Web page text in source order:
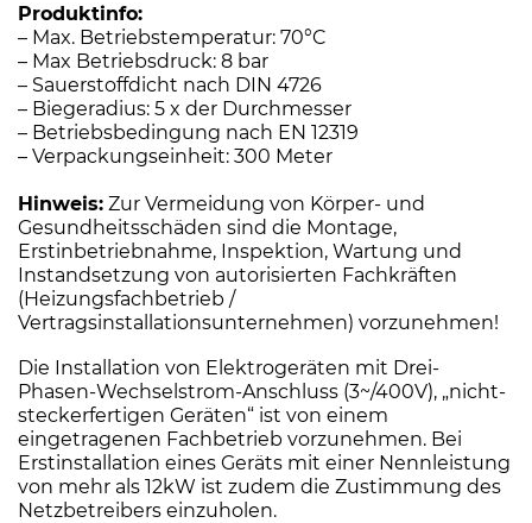
Produktinfo:
– Max. Betriebstemperatur: 70°C
– Max Betriebsdruck: 8 bar
– Sauerstoffdicht nach DIN 4726
– Biegeradius: 5 x der Durchmesser
– Betriebsbedingung nach EN 12319
– Verpackungseinheit: 300 Meter
Hinweis: Zur Vermeidung von Körper- und
Gesundheitsschäden sind die Montage,
Erstinbetriebnahme, Inspektion, Wartung und
Instandsetzung von autorisierten Fachkräften
(Heizungsfachbetrieb /
Vertragsinstallationsunternehmen) vorzunehmen!
Die Installation von Elektrogeräten mit Drei-
Phasen-Wechselstrom-Anschluss (3~/400V), „nicht-
steckerfertigen Geräten“ ist von einem
eingetragenen Fachbetrieb vorzunehmen. Bei
Erstinstallation eines Geräts mit einer Nennleistung
von mehr als 12kW ist zudem die Zustimmung des
Netzbetreibers einzuholen.